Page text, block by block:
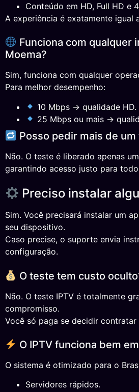
Conteúdo em HD, Full HD e
A experiência é exatamente igual
Funciona com qualquer
Moema?
Sim, funciona com qualquer
Para melhor desempenho:
10 Mbps → qualidade HD.
25 Mbps ou mais →
Posso pedir mais de um
Não. O teste é liberado apenas
garantindo acesso justo para
Preciso instalar
Sim. Você precisará instalar um
seu dispositivo.
Caso precise, o suporte envia
configuração.
O teste tem custo
Não. O teste IPTV é totalmente
compromisso.
Você só paga se decidir contratar
O IPTV funciona bem
O sistema é otimizado para o
Servidores rápidos.